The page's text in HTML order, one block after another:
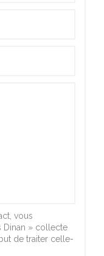
vous
Dinan » collecte
de traiter celle-